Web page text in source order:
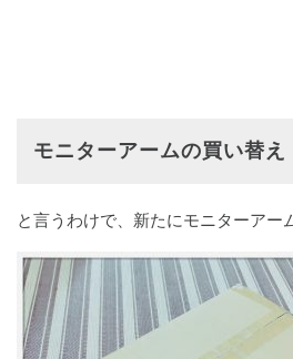
モニターアームの買い替え
と言うわけで、新たにモニターアー